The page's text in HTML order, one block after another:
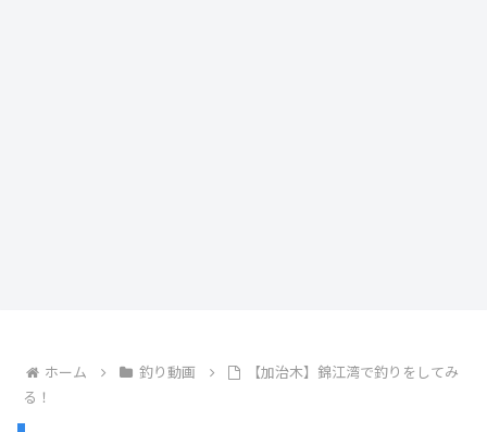
ホーム 釣り動画
【加治木】錦江湾で釣りをしてみ
る！